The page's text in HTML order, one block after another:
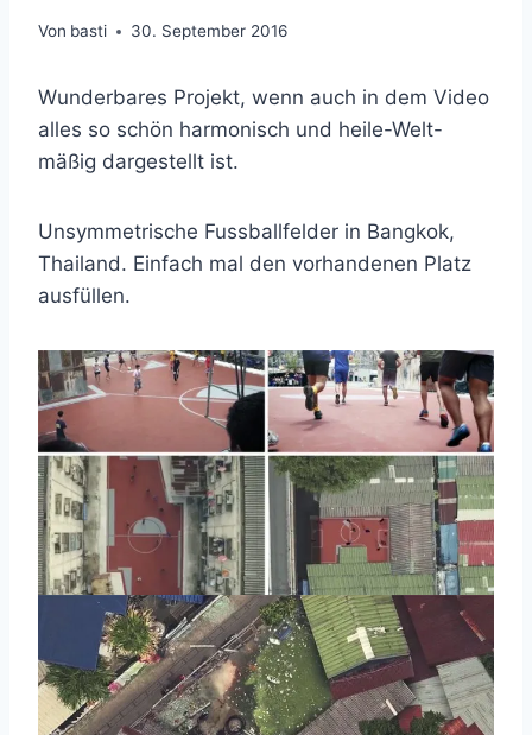
Von basti 30. September 2016
Wunderbares Projekt, wenn auch in dem Video
alles so schön harmonisch und heile-Welt-
mäßig dargestellt ist.
Unsymmetrische Fussballfelder in Bangkok,
Thailand. Einfach mal den vorhandenen Platz
ausfüllen.